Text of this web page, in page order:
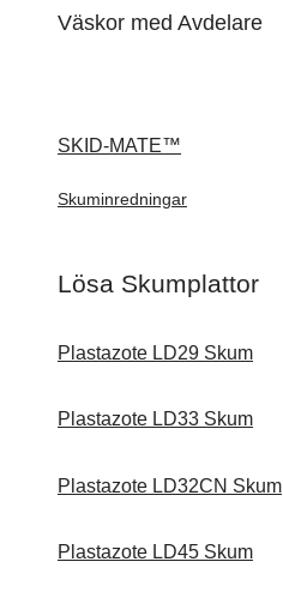
Väskor med Avdelare
SKID-MATE™
Skuminredningar
Lösa Skumplattor
Plastazote LD29 Skum
Plastazote LD33 Skum
Plastazote LD32CN Skum
Plastazote LD45 Skum